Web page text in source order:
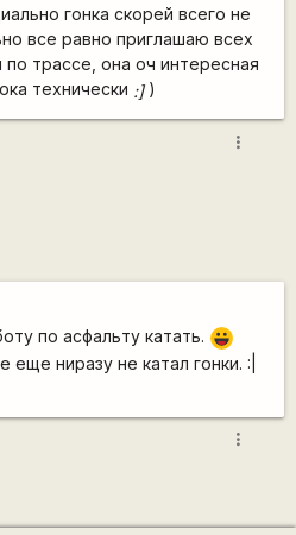
гонка скорей всего не
все равно приглашаю всех
трассе, она оч интересная
технически :])
more_vert
по асфальту катать. |-))
ниразу не катал гонки. :|
more_vert